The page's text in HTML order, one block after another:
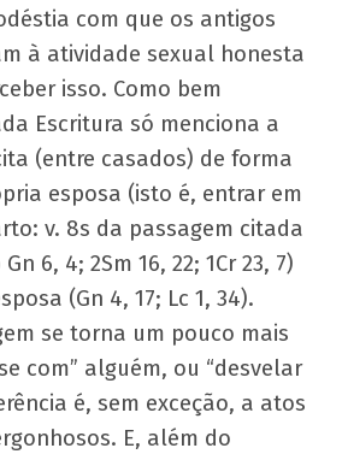
com que os antigos
à atividade sexual honesta
isso. Como bem
Escritura só menciona a
(entre casados) de forma
esposa (isto é, entrar em
v. 8s da passagem citada
6, 4; 2Sm 16, 22; 1Cr 23, 7)
(Gn 4, 17; Lc 1, 34).
se torna um pouco mais
com” alguém, ou “desvelar
é, sem exceção, a atos
E, além do